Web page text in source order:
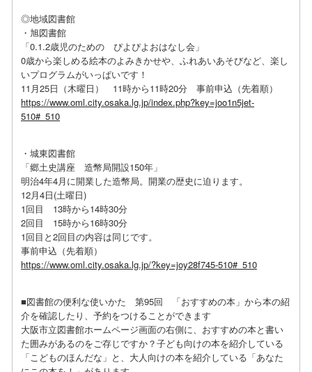
◎地域図書館
・旭図書館
「0.1.2歳児のための ぴよぴよおはなし会」
0歳から楽しめる絵本のよみきかせや、ふれあいあそびなど、楽し
いプログラムがいっぱいです！
11月25日（木曜日） 11時から11時20分 事前申込（先着順）
https://www.oml.city.osaka.lg.jp/index.php?key=joo1n5jet-
510#_510
・城東図書館
「郷土史講座 造幣局開設150年」
明治4年4月に開業した造幣局。開業の歴史に迫ります。
12月4日(土曜日)
1回目 13時から14時30分
2回目 15時から16時30分
1回目と2回目の内容は同じです。
事前申込（先着順）
https://www.oml.city.osaka.lg.jp/?key=joy28f745-510#_510
■図書館の便利な使いかた 第95回 「おすすめの本」から本の紹
介を確認したり、予約をつけることができます
大阪市立図書館ホームページ画面の右側に、おすすめの本と書い
た囲みがあるのをご存じですか？子ども向けの本を紹介している
「こどものほんだな」と、大人向けの本を紹介している「あなた